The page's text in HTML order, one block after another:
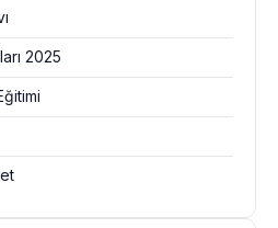
2025